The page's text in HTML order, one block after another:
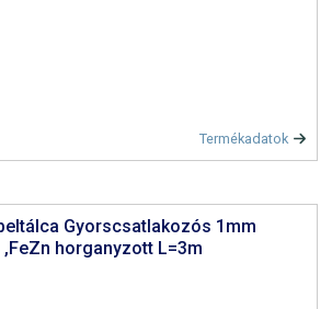
Termékadatok
Gyorscsatlakozós 1mm
horganyzott L=3m